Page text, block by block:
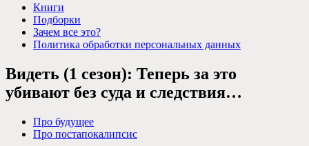
Книги
Подборки
Зачем все это?
Политика обработки персональных данных
Видеть (1 сезон): Теперь за это
убивают без суда и следствия…
Про будущее
Про постапокалипсис